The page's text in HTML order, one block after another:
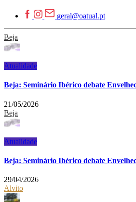
geral@oatual.pt
Beja
Atualidade
Beja: Seminário Ibérico debate
21/05/2026
Beja
Atualidade
Beja: Seminário Ibérico debate
29/04/2026
Alvito